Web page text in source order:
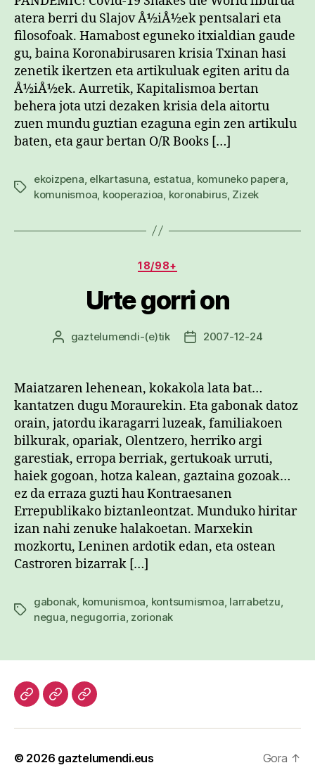
atera berri du Slajov Å½iÅ½ek pentsalari eta
filosofoak. Hamabost eguneko itxialdian gaude
gu, baina Koronabirusaren krisia Txinan hasi
zenetik ikertzen eta artikuluak egiten aritu da
Å½iÅ½ek. Aurretik, Kapitalismoa bertan
behera jota utzi dezaken krisia dela aitortu
zuen mundu guztian ezaguna egin zen artikulu
baten, eta gaur bertan O/R Books […]
Etiketak
ekoizpena, elkartasuna, estatua, komuneko papera,
komunismoa, kooperazioa, koronabirus, Zizek
Kategoriak
18/98+
Urte gorri on
Argitalpenaren
gaztelumendi-(e)tik
Argitalpenaren
2007-12-24
Maiatzaren lehenean, kokakola lata bat…
kantatzen dugu Moraurekin. Eta gabonak datoz
orain, jatordu ikaragarri luzeak, familiakoen
bilkurak, opariak, Olentzero, herriko argi
garestiak, erropa berriak, gertukoak urruti,
haiek gogoan, hotza kalean, gaztaina gozoak…
ez da erraza guzti hau Kontraesanen
Errepublikako biztanleontzat. Munduko hiritar
izan nahi zenuke halakoetan. Marxekin
mozkortu, Leninen ardotik edan, eta ostean
Castroren bizarrak […]
Etiketak
gabonak, komunismoa, kontsumismoa, larrabetzu,
negua, negugorria, zorionak
HasieraKazetari
Patxi
© 2026 gaztelumendi.eus Gora ↑